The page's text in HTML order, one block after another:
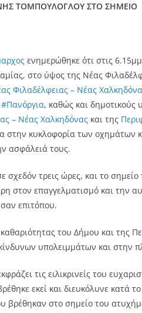
ΤΟΜΠΟΥΛΟΓΛΟΥ ΣΤΟ ΣΗΜΕΙΟ
ενημερώθηκε ότι στις
στο ύψος της Νέας
Φιλαδέλφειας – Νέας
#Πανόργια, καθώς και
– Νέας Χαλκηδόνας και της
στην κυκλοφορία των οχημάτων
ασφάλειά τους.
σχεδόν τρεις ώρες, και το
στον επαγγελματισμό και την
επιτόπου.
του Δήμου και της
υπολειμμάτων και στην
τις ειλικρινείς του
εκεί και διευκόλυνε κατά
βρέθηκαν στο σημείο του